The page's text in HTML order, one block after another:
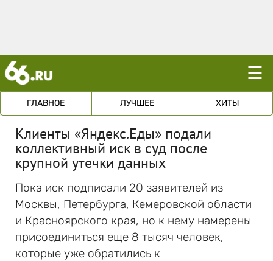
☰
ГЛАВНОЕ ЛУЧШЕЕ ХИТЫ
Клиенты «Яндекс.Еды» подали
коллективный иск в суд после
крупной утечки данных
Пока иск подписали 20 заявителей из
Москвы, Петербурга, Кемеровской области
и Красноярского края, но к нему намерены
присоединиться еще 8 тысяч человек,
которые уже обратились к